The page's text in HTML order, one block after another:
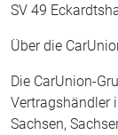
SV 49
Über die
Die CarUnion-
Vertragshändler
Sachsen,